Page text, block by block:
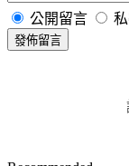
公開留言
發佈留言